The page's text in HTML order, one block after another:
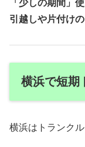
「少しの期間」
引越しや片付け
横浜で短期
横浜はトランク